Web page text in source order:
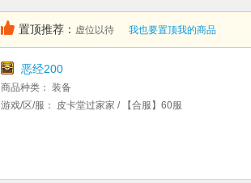
置顶推荐： 虚位以待 我也要置顶我的商品
恶经200
商品种类： 装备
游戏/区/服：
皮卡堂过家家 / 【合服】60服